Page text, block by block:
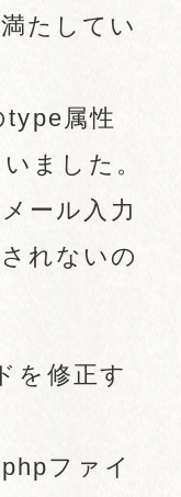
たしてい
属性
ました。
ール入力
れないの
を修正す
ファイ